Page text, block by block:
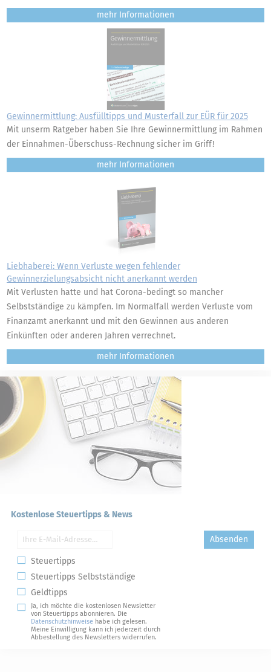
mehr
Gewinnermittlung: Ausfülltipps und Musterfall zur EÜR für 2025
Mit unserm Ratgeber haben Sie Ihre Gewinnermittlung im Rahmen
der Einnahmen-Überschuss-Rechnung sicher im Griff!
mehr
Liebhaberei: Wenn Verluste wegen fehlender
Gewinnerzielungsabsicht nicht anerkannt werden
Mit Verlusten hatte und hat Corona-bedingt so mancher
Selbstständige zu kämpfen. Im Normalfall werden Verluste vom
Finanzamt anerkannt und mit den Gewinnen aus anderen
Einkünften oder anderen Jahren verrechnet.
mehr
Kostenlose Steuertipps & News
Absenden
Steuertipps
Steuertipps Selbstständige
Geldtipps
Ja, ich möchte die kostenlosen Newsletter
von Steuertipps abonnieren. Die
Datenschutzhinweise habe ich gelesen.
Meine Einwilligung kann ich jederzeit durch
Abbestellung des Newsletters widerrufen.